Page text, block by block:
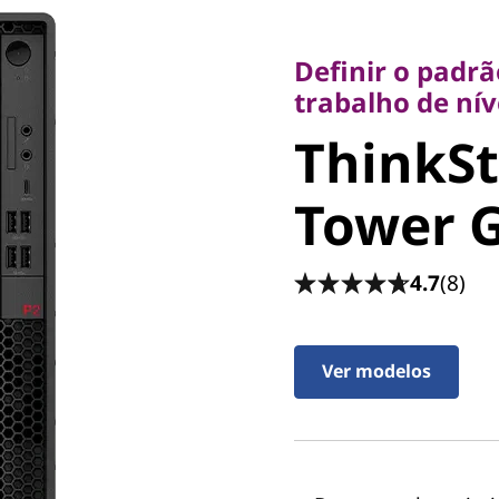
Tower
Definir o
trabalho de
Tower
4.7(8)
Ver modelos